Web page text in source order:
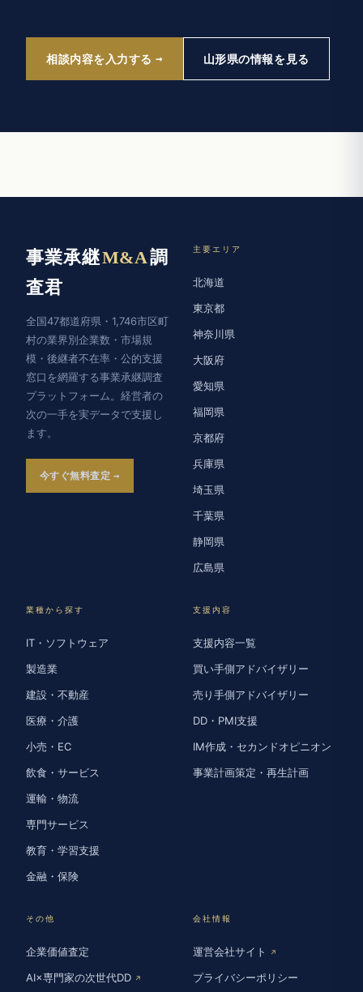
相談内容を入力する 山形県の情報を見る
事業承継M&A調
査君
全国47都道府県・1,746市区町
村の業界別企業数・市場規
模・後継者不在率・公的支援
窓口を網羅する事業承継調査
プラットフォーム。経営者の
次の一手を実データで支援し
ます。
今すぐ無料査定
主要エリア
北海道
東京都
神奈川県
大阪府
愛知県
福岡県
京都府
兵庫県
埼玉県
千葉県
静岡県
広島県
業種から探す
IT・ソフトウェア
製造業
建設・不動産
医療・介護
小売・EC
飲食・サービス
運輸・物流
専門サービス
教育・学習支援
金融・保険
支援内容
支援内容一覧
買い手側アドバイザリー
売り手側アドバイザリー
DD・PMI支援
IM作成・セカンドオピニオン
事業計画策定・再生計画
その他
企業価値査定
AI×専門家の次世代DD ↗
会社情報
運営会社サイト ↗
プライバシーポリシー